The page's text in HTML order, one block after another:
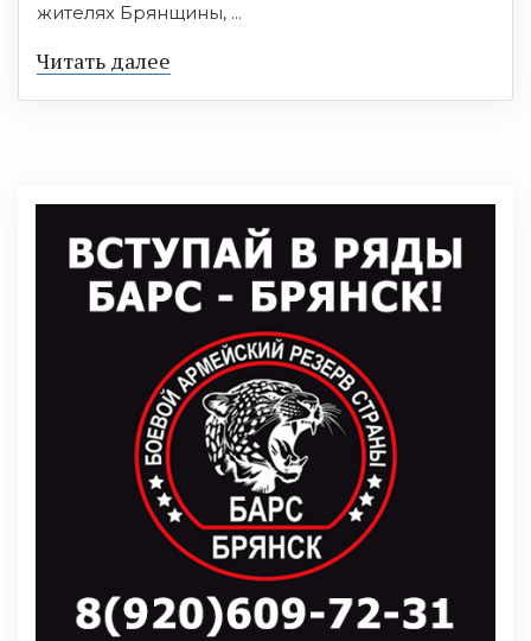
жителях Брянщины, ...
Читать далее